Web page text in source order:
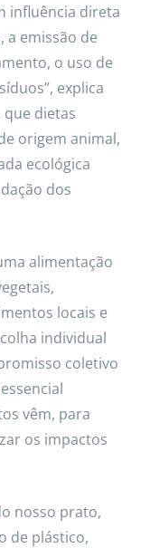
influência direta
a emissão de
o uso de
explica
que dietas
origem animal,
ecológica
dos
alimentação
locais e
individual
coletivo
vêm, para
os impactos
nosso prato,
de plástico,